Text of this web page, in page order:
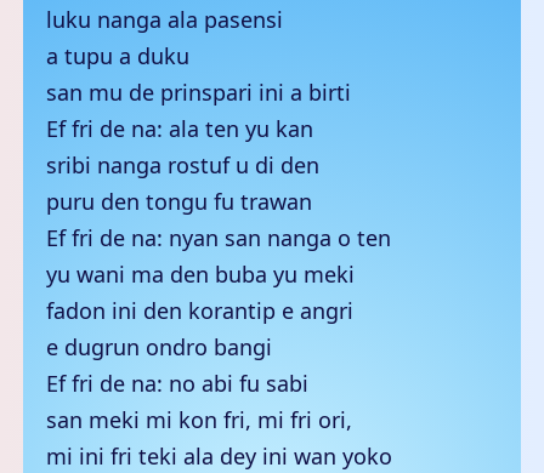
luku nanga ala pasensi
a tupu a duku
san mu de prinspari ini a birti
Ef fri de na: ala ten yu kan
sribi nanga rostuf u di den
puru den tongu fu trawan
Ef fri de na: nyan san nanga o ten
yu wani ma den buba yu meki
fadon ini den korantip e angri
e dugrun ondro bangi
Ef fri de na: no abi fu sabi
san meki mi kon fri, mi fri ori,
mi ini fri teki ala dey ini wan yoko